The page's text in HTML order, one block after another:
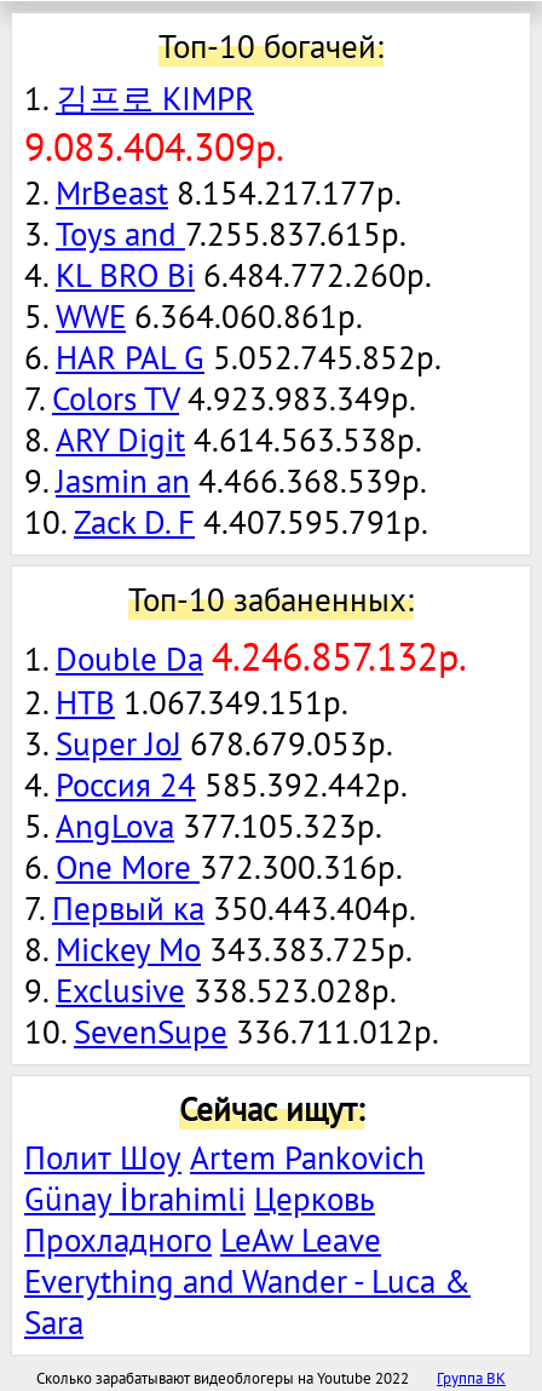
Топ-10 богачей:
1. 김프로 KIMPR
9.083.404.309р.
2. MrBeast 8.154.217.177р.
3.Toys and 7.255.837.615р.
4. KL BRO Bi 6.484.772.260р.
5.WWE 6.364.060.861р.
6. HAR PAL G 5.052.745.852р.
7. Colors TV 4.923.983.349р.
8.ARY Digit 4.614.563.538р.
9.Jasmin an 4.466.368.539р.
10. Zack D. F 4.407.595.791р.
Топ-10 забаненных:
1. Double Da 4.246.857.132р.
2. НТВ 1.067.349.151р.
3. Super JoJ 678.679.053р.
4. Россия 24 585.392.442р.
5.AngLova 377.105.323р.
6. One More 372.300.316р.
7. Первый ка 350.443.404р.
8. Mickey Mo 343.383.725р.
9. Exclusive 338.523.028р.
10. SevenSupe 336.711.012р.
Сейчас ищут:
Полит Шоу Artem Pankovich
Günay İbrahimli Церковь
Прохладного LeAw Leave
Everything and Wander - Luca &
Sara
Сколько зарабатывают видеоблогеры на Youtube 2022
Группа ВК